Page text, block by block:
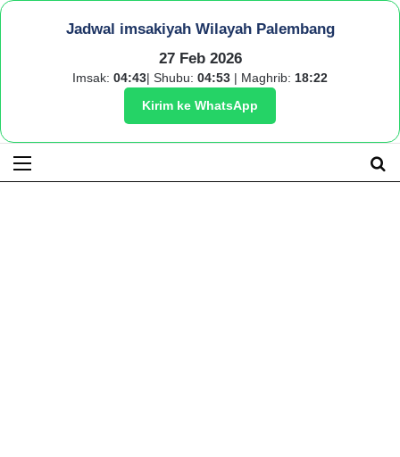
Jadwal imsakiyah Wilayah Palembang
27 Feb 2026
Imsak: 04:43| Shubu: 04:53 | Maghrib: 18:22
Kirim ke WhatsApp
Menu